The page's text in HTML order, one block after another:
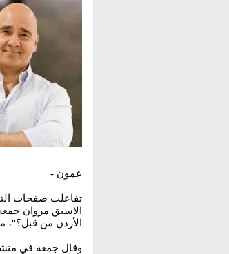
عمون -
تفاعلت صفحات
الاسبق مروان
الأردن من
وقال جمعة في